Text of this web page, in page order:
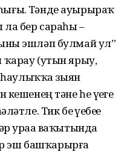
Тәнде ауырыраҡ
ла бер сараһы –
эшләп булмай ул”
ҡарау (утын ярыу,
һаулыҡҡа зыян
тәне һеҙ үҙегеҙ
Тик беҙ үҙебеҙҙе
ураҙа ваҡытында
эш башҡарырға